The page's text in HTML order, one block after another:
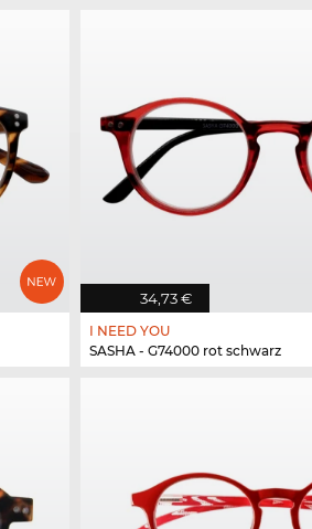
34,73 €
I NEED YOU
SASHA - G74000 rot schwarz